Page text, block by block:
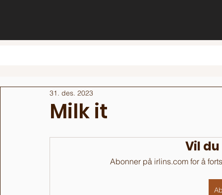
Milk it
31. des. 2023
Vil
Abonner på irlins.com for å